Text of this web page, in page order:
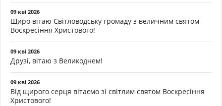
09 кві 2026
Щиро вітаю Світловодську громаду з величним святом
Воскресіння Христового!
09 кві 2026
Друзі, вітаю з Великоднем!
09 кві 2026
Від щирого серця вітаємо зі світлим святом Воскресіння
Христового!